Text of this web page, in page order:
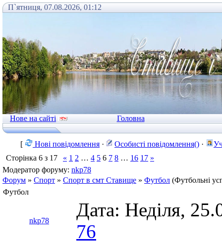
П`ятниця, 07.08.2026, 01:12
Нове на сайті Головна
[ Нові повідомлення · Особисті повідомлення() ·
Сторінка 6 з 17 « 1 2 … 4 5 6 7 8 … 16 17 »
Модератор форуму: nkp78
Форум » Спорт » Спорт в смт Ставище » Футбол (Футбольні
Футбол
nkp78
Дата: Неділя,
76